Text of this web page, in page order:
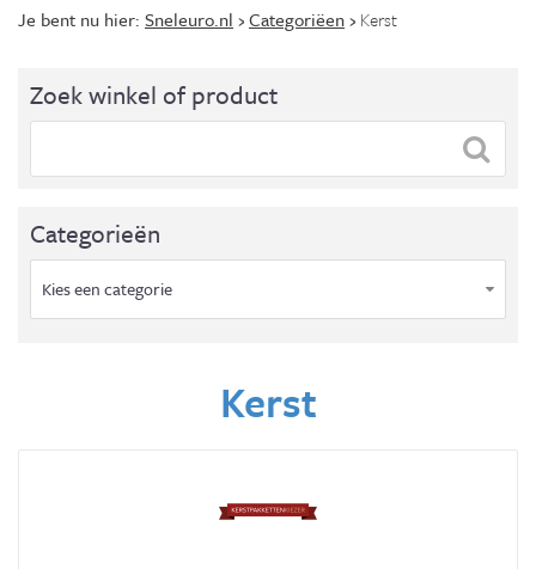
Je bent nu hier: Sneleuro.nl ›Categoriëen› Kerst
Zoek winkel of product
Categorieën
Kies een categorie
Kerst